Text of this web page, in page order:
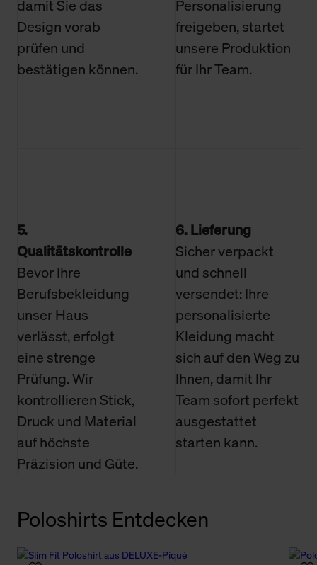
damit Sie das
Design vorab
prüfen und
bestätigen können.
Personalisierung
freigeben, startet
unsere Produktion
für Ihr Team.
5.
Qualitätskontrolle
Bevor Ihre
Berufsbekleidung
unser Haus
verlässt, erfolgt
eine strenge
Prüfung. Wir
kontrollieren Stick,
Druck und Material
auf höchste
Präzision und Güte.
6. Lieferung
Sicher verpackt
und schnell
versendet: Ihre
personalisierte
Kleidung macht
sich auf den Weg zu
Ihnen, damit Ihr
Team sofort perfekt
ausgestattet
starten kann.
Poloshirts Entdecken